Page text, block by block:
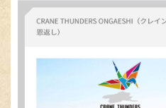
さいたま市
行田市
神奈川県